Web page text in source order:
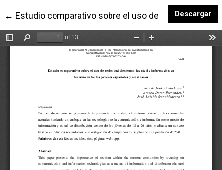
← Volver a los detalles del artículo
Estudio comparativo sobre el uso de redesDescargar